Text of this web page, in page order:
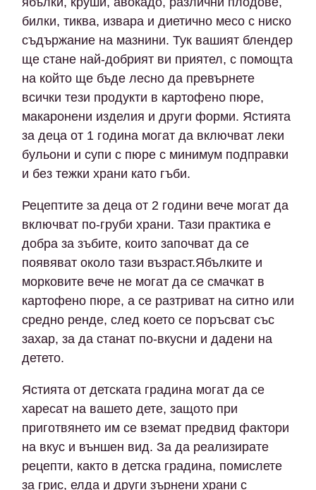
билки, тиква, извара и диетично месо с ниско
съдържание на мазнини. Тук вашият блендер
ще стане най-добрият ви приятел, с помощта
на който ще бъде лесно да превърнете
всички тези продукти в картофено пюре,
макаронени изделия и други форми. Ястията
за деца от 1 година могат да включват леки
бульони и супи с пюре с минимум подправки
и без тежки храни като гъби.
Рецептите за деца от 2 години вече могат да
включват по-груби храни. Тази практика е
добра за зъбите, които започват да се
появяват около тази възраст.Ябълките и
морковите вече не могат да се смачкат в
картофено пюре, а се разтриват на ситно или
средно ренде, след което се поръсват със
захар, за да станат по-вкусни и дадени на
детето.
Ястията от детската градина могат да се
харесат на вашето дете, защото при
приготвянето им се вземат предвид фактори
на вкус и външен вид. За да реализирате
рецепти, както в детска градина, помислете
за грис, елда и други зърнени храни с